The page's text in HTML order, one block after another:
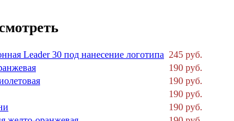
Leader 30 под нанесение логотипа 245 руб.
190 руб.
190 руб.
190 руб.
190 руб.